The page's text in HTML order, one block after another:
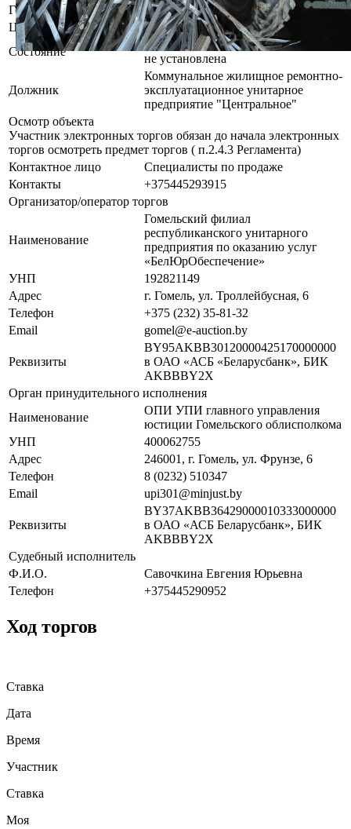
Год выпуска
2010
Цвет
Красный
Состояние
Комплектность и работоспособность
не установлена
Должник
Коммунальное жилищное ремонтно-
эксплуатационное унитарное
предприятие "Центральное"
Осмотр объекта
Участник электронных торгов обязан до начала электронных
торгов осмотреть предмет торгов ( п.2.4.3 Регламента)
Контактное лицо
Специалисты по продаже
Контакты
+375445293915
Организатор/оператор торгов
Наименование
Гомельский филиал
республиканского унитарного
предприятия по оказанию услуг
«БелЮрОбеспечение»
УНП
192821149
Адрес
г. Гомель, ул. Троллейбусная, 6
Телефон
+375 (232) 35-81-32
Email
gomel@e-auction.by
Реквизиты
BY95AKBB30120000425170000000
в ОАО «АСБ «Беларусбанк», БИК
AKBBBY2X
Орган принудительного исполнения
Наименование
ОПИ УПИ главного управления
юстиции Гомельского облисполкома
УНП
400062755
Адрес
246001, г. Гомель, ул. Фрунзе, 6
Телефон
8 (0232) 510347
Email
upi301@minjust.by
Реквизиты
BY37AKBB36429000010333000000
в ОАО «АСБ Беларусбанк», БИК
AKBBBY2X
Судебный исполнитель
Ф.И.О.
Савочкина Евгения Юрьевна
Телефон
+375445290952
Ход торгов
Ставка
Дата
Время
Участник
Ставка
Моя